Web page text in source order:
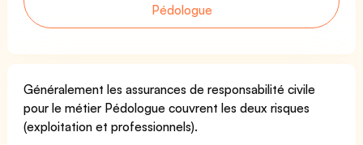
Pédologue
Généralement les assurances de responsabilité civile
pour le métier Pédologue couvrent les deux risques
(exploitation et professionnels).